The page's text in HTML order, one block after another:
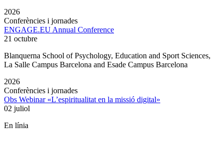
2026
Conferències i jornades
ENGAGE.EU Annual Conference
21 octubre
Blanquerna School of Psychology, Education and Sport Sciences,
La Salle Campus Barcelona and Esade Campus Barcelona
2026
Conferències i jornades
Obs Webinar «L’espiritualitat en la missió digital»
02 juliol
En línia